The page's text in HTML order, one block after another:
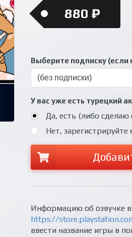
880 ₽
Выберите подписку (если
У вас уже есть турецкий
Да, есть (либо сделаю
Нет, зарегистрируйте
Информацию об озвучке
https://
ввести название игры в